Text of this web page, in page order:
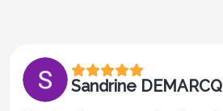
Sandrine DEMARCQ